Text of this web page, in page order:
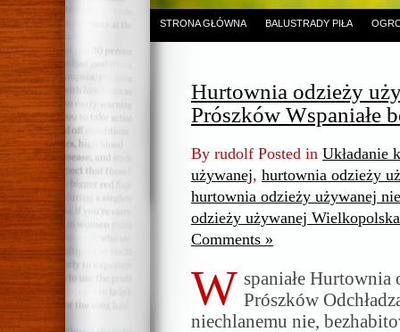
STRONA GŁÓWNA BALUSTRADY PIŁA
Hurtownia odzieży
Prószków Wspaniałe
By rudolf Posted in Układanie
używanej, hurtownia odzieży
hurtownia odzieży używanej
odzieży używanej Wielkopolska
Comments »
W spaniałe
Prószków
niechlanemu nie,